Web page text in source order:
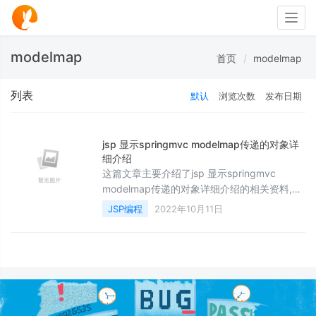
modelmap 首页 modelmap
列表 默认 浏览次数 发布日期
jsp 显示springmvc modelmap传递的对象详
细介绍
这篇文章主要介绍了jsp 显示springmvc
modelmap传递的对象详细介绍的相关资料,具
有一定的参考价值，需要的朋友可以参考下
JSP编程 2022年10月11日